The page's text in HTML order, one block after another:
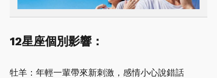
12星座個別影響：
牡羊：年輕一輩帶來新刺激，感情小心說錯話